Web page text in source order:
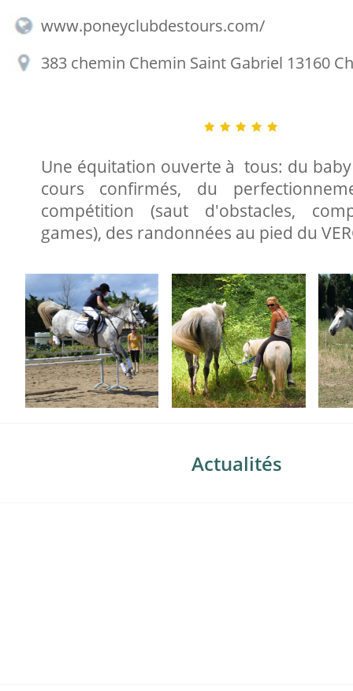
www.poneyclubdestours.com/
383 chemin Chemin Saint Gabriel 13160
Une équitation ouverte à tous: du
cours confirmés, du
compétition (saut d'obstacles,
games), des randonnées au pied du
Actualités